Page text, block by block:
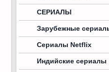
СЕРИАЛЫ
Зарубежные
Сериалы Netflix
Индийские сериалы